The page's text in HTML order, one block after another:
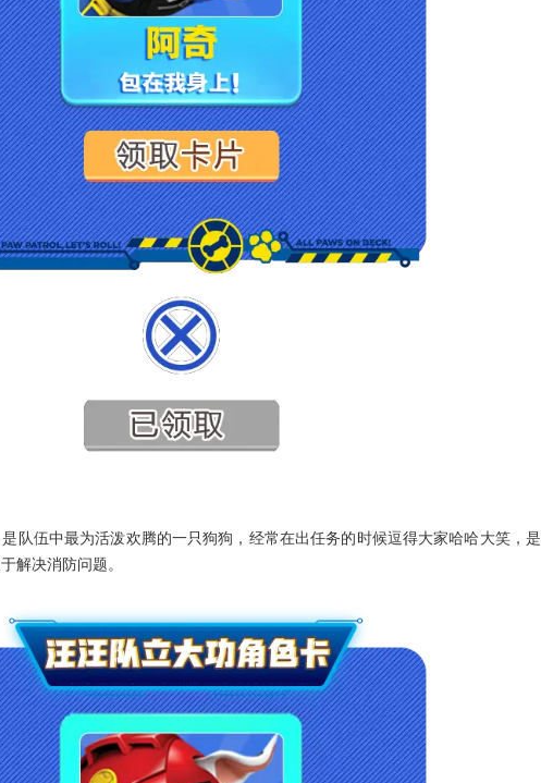
伍中最为活泼欢腾的一只狗狗，经常在出任务的时候逗得大家哈哈大笑，是
解决消防问题。